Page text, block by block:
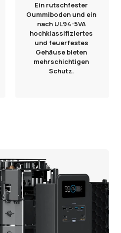
Ein rutschfester
Gummiboden und ein
nach UL94-5VA
hochklassifiziertes
und feuerfestes
Gehäuse bieten
mehrschichtigen
Schutz.